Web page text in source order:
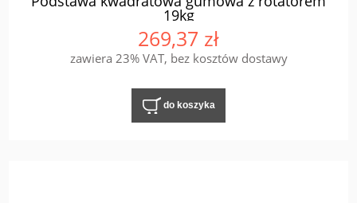
19kg
269,37 zł
zawiera 23% VAT, bez kosztów dostawy
do koszyka